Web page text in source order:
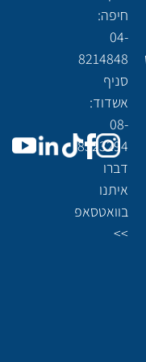
חיפה:
04-
8214848
סניף
אשדוד:
08-
8523294
דברו
איתנו
בוואטסאפ
>>